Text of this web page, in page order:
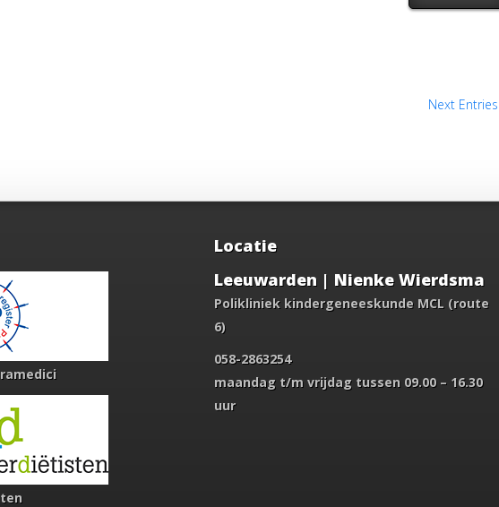
Next
Locatie
Leeuwarden | Nienke Wierdsma
Polikliniek kindergeneeskunde MCL (route
6)
058-2863254
maandag t/m vrijdag tussen 09.00 – 16.30
uur